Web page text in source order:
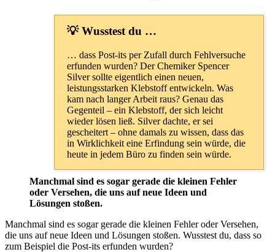
💡 Wusstest du …
… dass Post-its per Zufall durch Fehlversuche
erfunden wurden? Der Chemiker Spencer
Silver sollte eigentlich einen neuen,
leistungsstarken Klebstoff entwickeln. Was
kam nach langer Arbeit raus? Genau das
Gegenteil – ein Klebstoff, der sich leicht
wieder lösen ließ. Silver dachte, er sei
gescheitert – ohne damals zu wissen, dass das
in Wirklichkeit eine Erfindung sein würde, die
heute in jedem Büro zu finden sein würde.
Manchmal sind es sogar gerade die kleinen Fehler
oder Versehen, die uns auf neue Ideen und
Lösungen stoßen.
Manchmal sind es sogar gerade die kleinen Fehler oder Versehen,
die uns auf neue Ideen und Lösungen stoßen. Wusstest du, dass so
zum Beispiel die Post-its erfunden wurden?